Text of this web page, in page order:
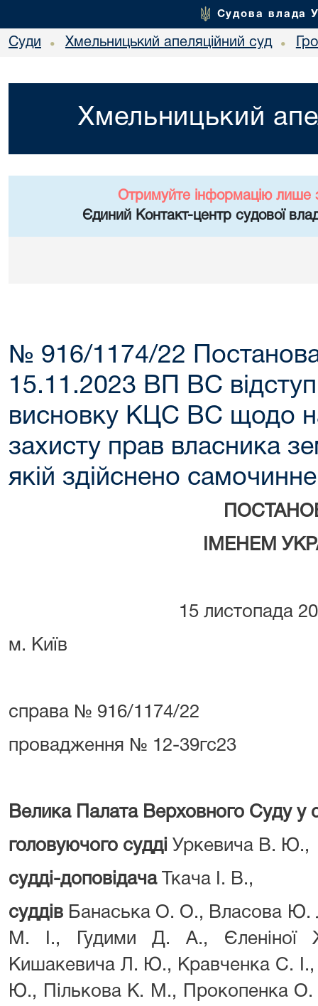
Судова влада
Суди • Хмельницький апеляційний суд •
Хмельницький
Отримуйте інформацію лише
Єдиний Контакт-центр судової
№ 916/1174/22
15.11.2023 ВП ВС
висновку КЦС ВС щодо
захисту прав власника
якій здійснено
ІМЕНЕМ
15 листопада
м. Київ
справа № 916/1174/22
провадження № 12-39гс23
Велика Палата Верховного Суду у
головуючого судді Уркевича В. Ю.,
судді-доповідачаТкача І. В.,
суддів Банаська О. О., Власова Ю.
М. І., Гудими Д. А.,
Кишакевича Л. Ю., Кравченка С.
Ю., Пількова К. М., Прокопенка